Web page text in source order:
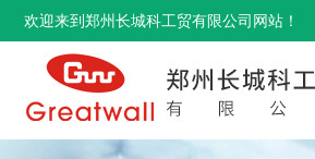
欢迎来到郑州长城科工贸有限公司网站！